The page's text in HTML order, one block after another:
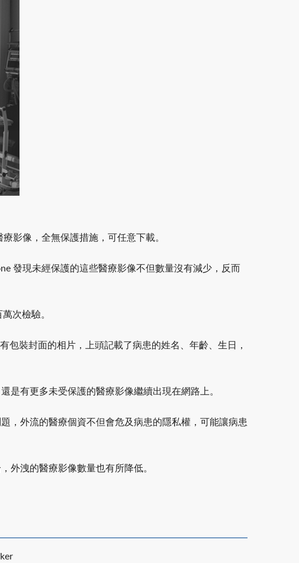
影像，全無保護措施，可任意下載。
發現未經保護的這些醫療影像不但數量沒有減少，反而
次檢驗。
裝封面的相片，上頭記載了病患的姓名、年齡、生日，
是有更多未受保護的醫療影像繼續出現在網路上。
，外流的醫療個資不但會危及病患的隱私權，可能讓病患
外洩的醫療影像數量也有所降低。